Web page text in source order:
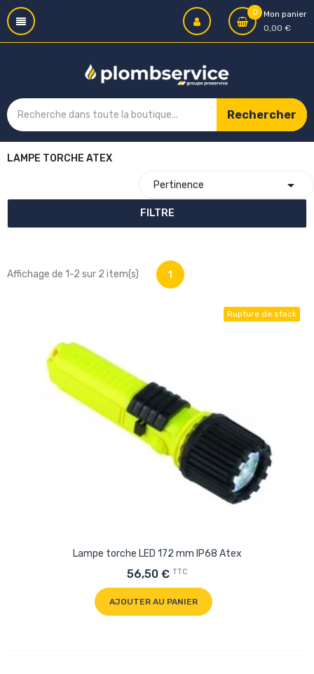
0
Mon panier
0,00 €
Rechercher
LAMPE TORCHE ATEX
Pertinence 
FILTRE
Affichage de 1-2 sur 2 item(s) 1
Rupture de stock
Lampe torche LED 172 mm IP68 Atex
56,50 € TTC
AJOUTER AU PANIER